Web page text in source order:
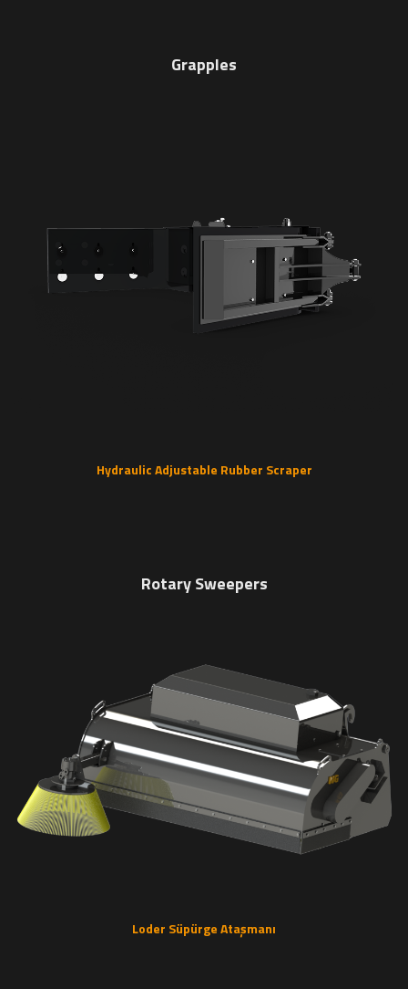
Grapples
Hydraulic Adjustable Rubber Scraper
Rotary Sweepers
Loder Süpürge Ataşmanı